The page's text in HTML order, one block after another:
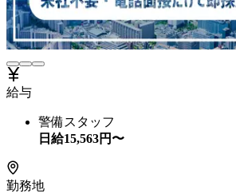
給与
警備スタッフ
日給15,563円〜
勤務地